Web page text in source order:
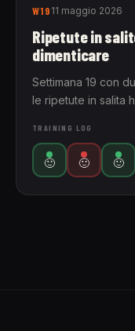
W19 11 maggio 2026
Ripetute in
dimenticare
Settimana 19 con
le ripetute in salita
TRAINING LOG
🙂 🙂 🙂